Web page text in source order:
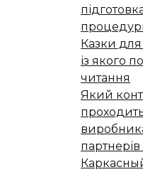
Казки для
із якого
читання
Який
партнерів